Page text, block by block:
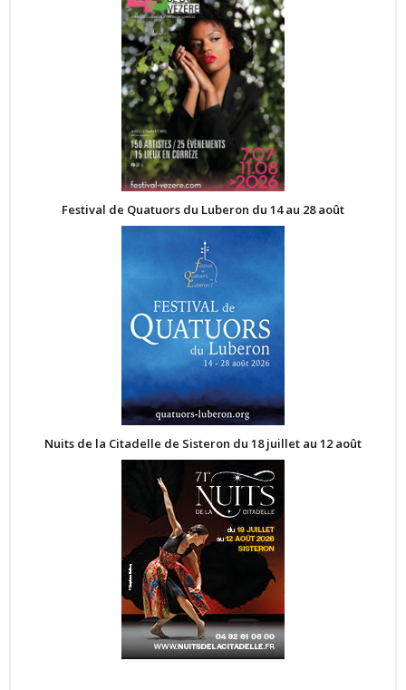
Festival de Quatuors du Luberon du 14 au 28 août
Nuits de la Citadelle de Sisteron du 18 juillet au 12 août